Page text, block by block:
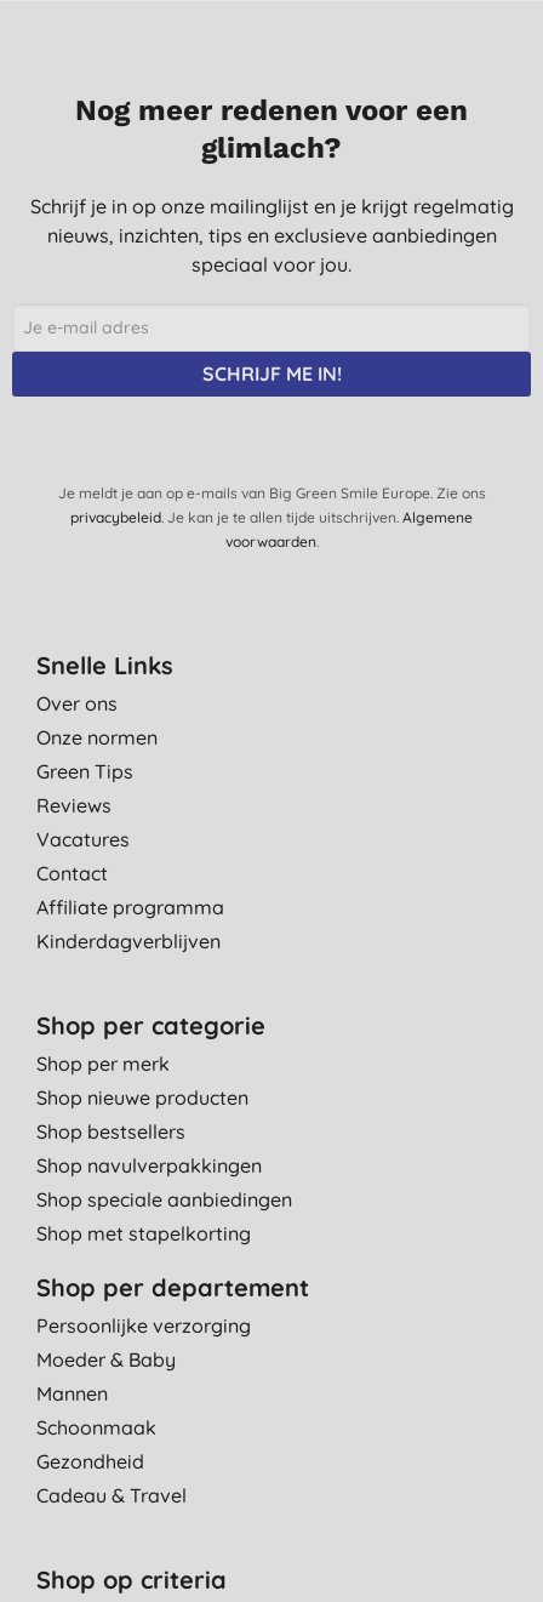
Nog meer redenen voor een
glimlach?
Schrijf je in op onze mailinglijst en je krijgt regelmatig
nieuws, inzichten, tips en exclusieve aanbiedingen
speciaal voor jou.
SCHRIJF ME IN!
Je meldt je aan op e-mails van Big Green Smile Europe. Zie ons
privacybeleid. Je kan je te allen tijde uitschrijven. Algemene
voorwaarden.
Snelle Links
Over ons
Onze normen
Green Tips
Reviews
Vacatures
Contact
Affiliate programma
Kinderdagverblijven
Shop per categorie
Shop per merk
Shop nieuwe producten
Shop bestsellers
Shop navulverpakkingen
Shop speciale aanbiedingen
Shop met stapelkorting
Shop per departement
Persoonlijke verzorging
Moeder & Baby
Mannen
Schoonmaak
Gezondheid
Cadeau & Travel
Shop op criteria